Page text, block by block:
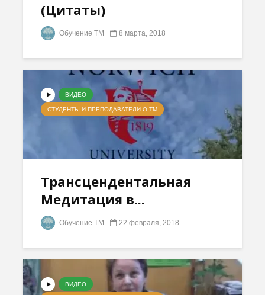
(Цитаты)
Обучение ТМ 8 марта, 2018
ВИДЕО
СТУДЕНТЫ И ПРЕПОДАВАТЕЛИ О ТМ
Трансцендентальная
Медитация в...
Обучение ТМ 22 февраля, 2018
ВИДЕО